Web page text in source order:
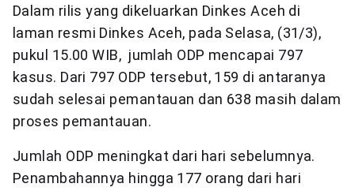
Dalam rilis yang dikeluarkan Dinkes Aceh di
laman resmi Dinkes Aceh, pada Selasa, (31/3),
pukul 15.00 WIB, jumlah ODP mencapai 797
kasus. Dari 797 ODP tersebut, 159 di antaranya
sudah selesai pemantauan dan 638 masih dalam
proses pemantauan.
Jumlah ODP meningkat dari hari sebelumnya.
Penambahannya hingga 177 orang dari hari